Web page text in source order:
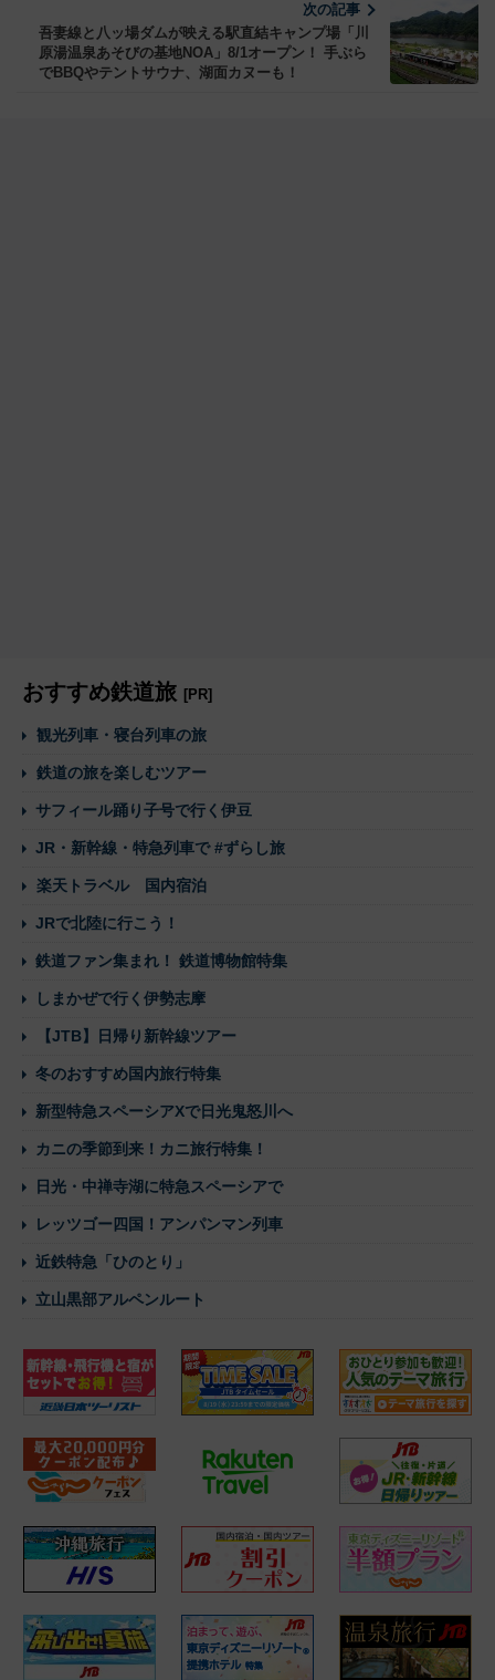
次の記事
吾妻線と八ッ場ダムが映える駅直結キャンプ場「川
原湯温泉あそびの基地NOA」8/1オープン！ 手ぶら
でBBQやテントサウナ、湖面カヌーも！
おすすめ鉄道旅 [PR]
観光列車・寝台列車の旅
鉄道の旅を楽しむツアー
サフィール踊り子号で行く伊豆
JR・新幹線・特急列車で #ずらし旅
楽天トラベル 国内宿泊
JRで北陸に行こう！
鉄道ファン集まれ！ 鉄道博物館特集
しまかぜで行く伊勢志摩
【JTB】日帰り新幹線ツアー
冬のおすすめ国内旅行特集
新型特急スペーシアXで日光鬼怒川へ
カニの季節到来！カニ旅行特集！
日光・中禅寺湖に特急スペーシアで
レッツゴー四国！アンパンマン列車
近鉄特急「ひのとり」
立山黒部アルペンルート